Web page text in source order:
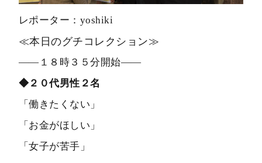
レポーター：yoshiki
≪本日のグチコレクション≫
――１８時３５分開始――
◆２０代男性２名
「働きたくない」
「お金がほしい」
「女子が苦手」